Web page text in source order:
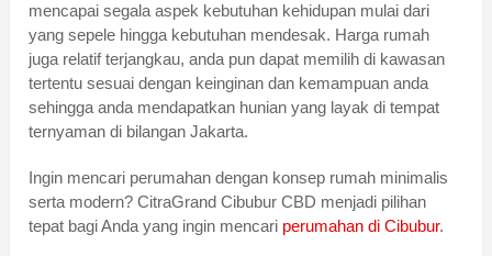
mencapai segala aspek kebutuhan kehidupan mulai dari
yang sepele hingga kebutuhan mendesak. Harga rumah
juga relatif terjangkau, anda pun dapat memilih di kawasan
tertentu sesuai dengan keinginan dan kemampuan anda
sehingga anda mendapatkan hunian yang layak di tempat
ternyaman di bilangan Jakarta.
Ingin mencari perumahan dengan konsep rumah minimalis
serta modern? CitraGrand Cibubur CBD menjadi pilihan
tepat bagi Anda yang ingin mencari perumahan di Cibubur.